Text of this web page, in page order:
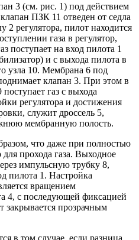
3 (см. рис. 1) под действием
ПЗК 11 отведен от седла
2 регулятора, пилот находится
газа в регулятор,
поступает на вход пилота 1
и с выхода пилота в
узла 10. Мембрана 6 под
клапан 3. При этом в
газ с выхода
регулятора и достижения
служит дроссель 5,
мембранную полость.
что даже при полностью
для прохода газа. Выходное
импульсную трубку 8,
пилота 1. Настройка
вращением
4, с последующей фиксацией
закрывается прозрачным
в том случае, если разница